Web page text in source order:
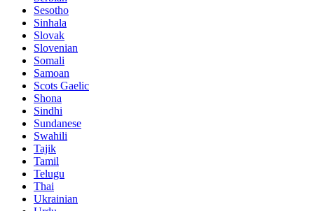
Sesotho
Sinhala
Slovak
Slovenian
Somali
Samoan
Scots Gaelic
Shona
Sindhi
Sundanese
Swahili
Tajik
Tamil
Telugu
Thai
Ukrainian